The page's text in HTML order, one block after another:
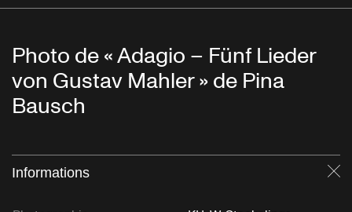
Photo de « Adagio – Fünf Lieder
von Gustav Mahler » de Pina
Bausch
Informations